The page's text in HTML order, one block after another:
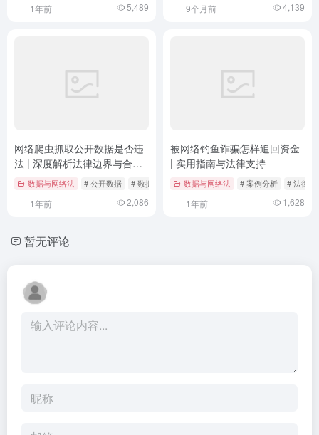
1年前 5,489 9个月前 4,139
网络爬虫抓取公开数据是否违
法 | 深度解析法律边界与合规
实践数据与网络法 # 公开数据 # 数据抓取 # 案例分析
1年前 2,086
被网络钓鱼诈骗怎样追回资金
| 实用指南与法律支持
数据与网络法 # 案例分析 # 法律支
1年前 1,628
暂无评论